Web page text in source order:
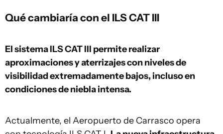
Qué cambiaría con el ILS CAT III
El sistema ILS CAT III permite realizar
aproximaciones y aterrizajes con niveles de
visibilidad extremadamente bajos, incluso en
condiciones de niebla intensa.
Actualmente, el Aeropuerto de Carrasco opera